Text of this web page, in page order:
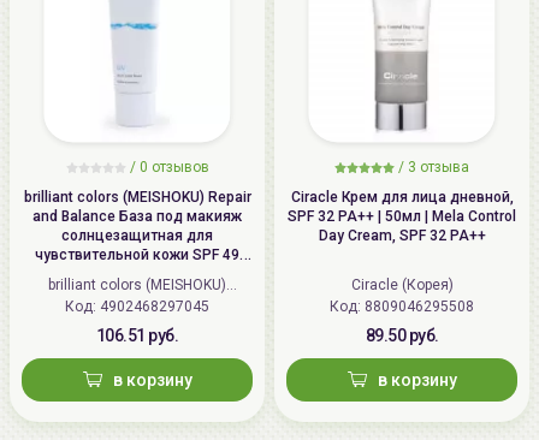
/ 0 отзывов
brilliant colors (MEISHOKU) Repair
and Balance База под макияж
солнцезащитная для
чувствительной кожи SPF 49
PA+++, Восстановление и
баланс | 40г | Repair and Balance
Skin Care UV Base SPF 49 PA+++
brilliant colors (MEISHOKU)
(Япония)
Код: 4902468297045
106.51 руб.
в корзину
/ 3 отзыва
Ciracle Крем для лица дневной,
SPF 32 PA++ | 50мл | Mela Control
Day Cream, SPF 32 PA++
Ciracle (Корея)
Код: 8809046295508
89.50 руб.
в корзину